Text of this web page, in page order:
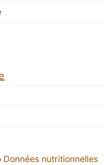
Données nutritionnelles